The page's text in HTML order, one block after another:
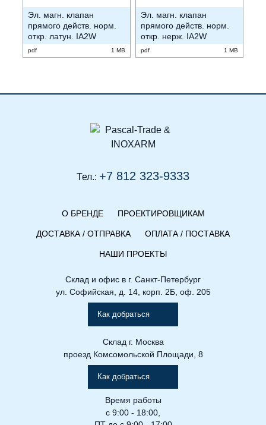
Эл. магн. клапан
прямого действ. норм.
откр. латун. IA2W
pdf 1 MB
Эл. магн. клапан
прямого действ. норм.
откр. нерж. IA2W
pdf 1 MB
Тел.: +7 812 323-9333
О БРЕНДЕ ПРОЕКТИРОВЩИКАМ
ДОСТАВКА / ОТПРАВКА ОПЛАТА / ПОСТАВКА
НАШИ ПРОЕКТЫ
Склад и офис в г. Санкт-Петербург
ул. Софийская, д. 14, корп. 2Б, оф. 205
Как добраться
Склад г. Москва
проезд Комсомольской Площади, 8
Как добраться
Время работы
с 9:00 - 18:00,